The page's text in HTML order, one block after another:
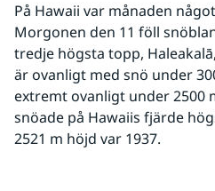
På Hawaii var månaden
Morgonen den 11 föll
tredje högsta topp,
är ovanligt med snö under
extremt ovanligt under 2500
snöade på Hawaiis fjärde
2521 m höjd var 1937.